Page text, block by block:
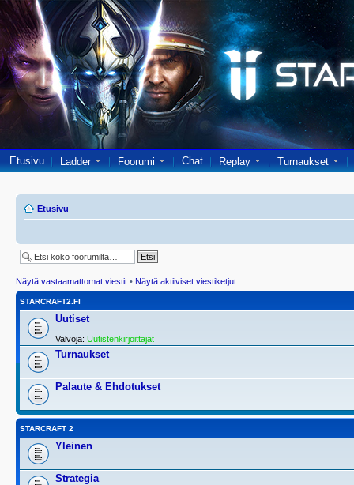
Etusivu Ladder Foorumi Chat Replay Turnaukset
Etusivu
Näytä vastaamattomat viestit • Näytä aktiiviset viestiketjut
STARCRAFT2.FI
Uutiset
Valvoja: Uutistenkirjoittajat
Turnaukset
Palaute & Ehdotukset
STARCRAFT 2
Yleinen
Strategia